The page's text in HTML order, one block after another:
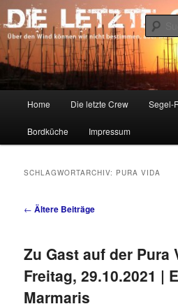
Zum
primären
Inhalt
springen
Zum
sekundären
Inhalt
springenDIE LETZTE CREW
Über den Wind können wir nicht
richten.
Home Die letzte Crew Segel-
Bordküche Impressum
SCHLAGWORTARCHIV: PURA VIDA
Beitragsnavigation
← Ältere Beiträge
Zu Gast auf der Pura
Freitag, 29.10.2021 |
Marmaris